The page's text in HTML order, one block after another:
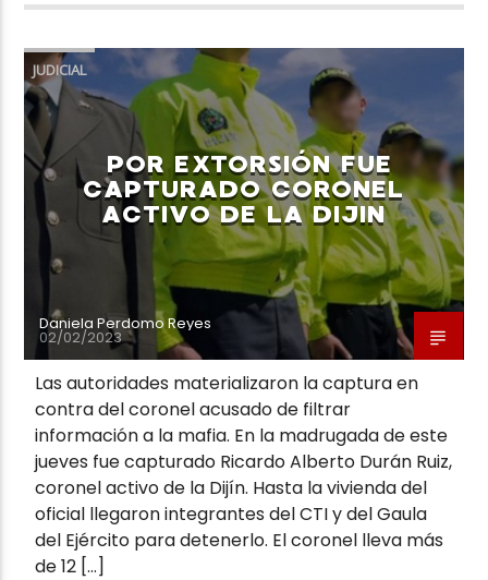
JUDICIAL
POR EXTORSIÓN FUE
CAPTURADO CORONEL
ACTIVO DE LA DIJIN
Daniela Perdomo Reyes
02/02/2023
Las autoridades materializaron la captura en
contra del coronel acusado de filtrar
información a la mafia. En la madrugada de este
jueves fue capturado Ricardo Alberto Durán Ruiz,
coronel activo de la Dijín. Hasta la vivienda del
oficial llegaron integrantes del CTI y del Gaula
del Ejército para detenerlo. El coronel lleva más
de 12 […]